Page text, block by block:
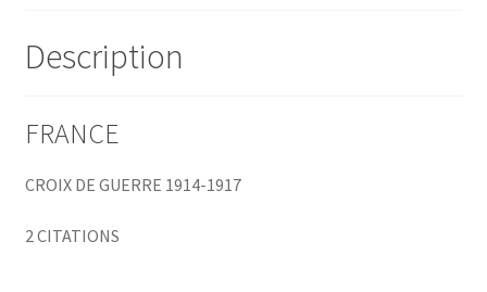
Description
FRANCE
CROIX DE GUERRE 1914-1917
2 CITATIONS